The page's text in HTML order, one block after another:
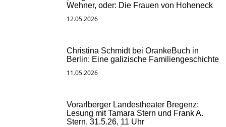
Wehner, oder: Die Frauen von Hoheneck
12.05.2026
Christina Schmidt bei OrankeBuch in
Berlin: Eine galizische Familiengeschichte
11.05.2026
Vorarlberger Landestheater Bregenz:
Lesung mit Tamara Stern und Frank A.
Stern, 31.5.26, 11 Uhr